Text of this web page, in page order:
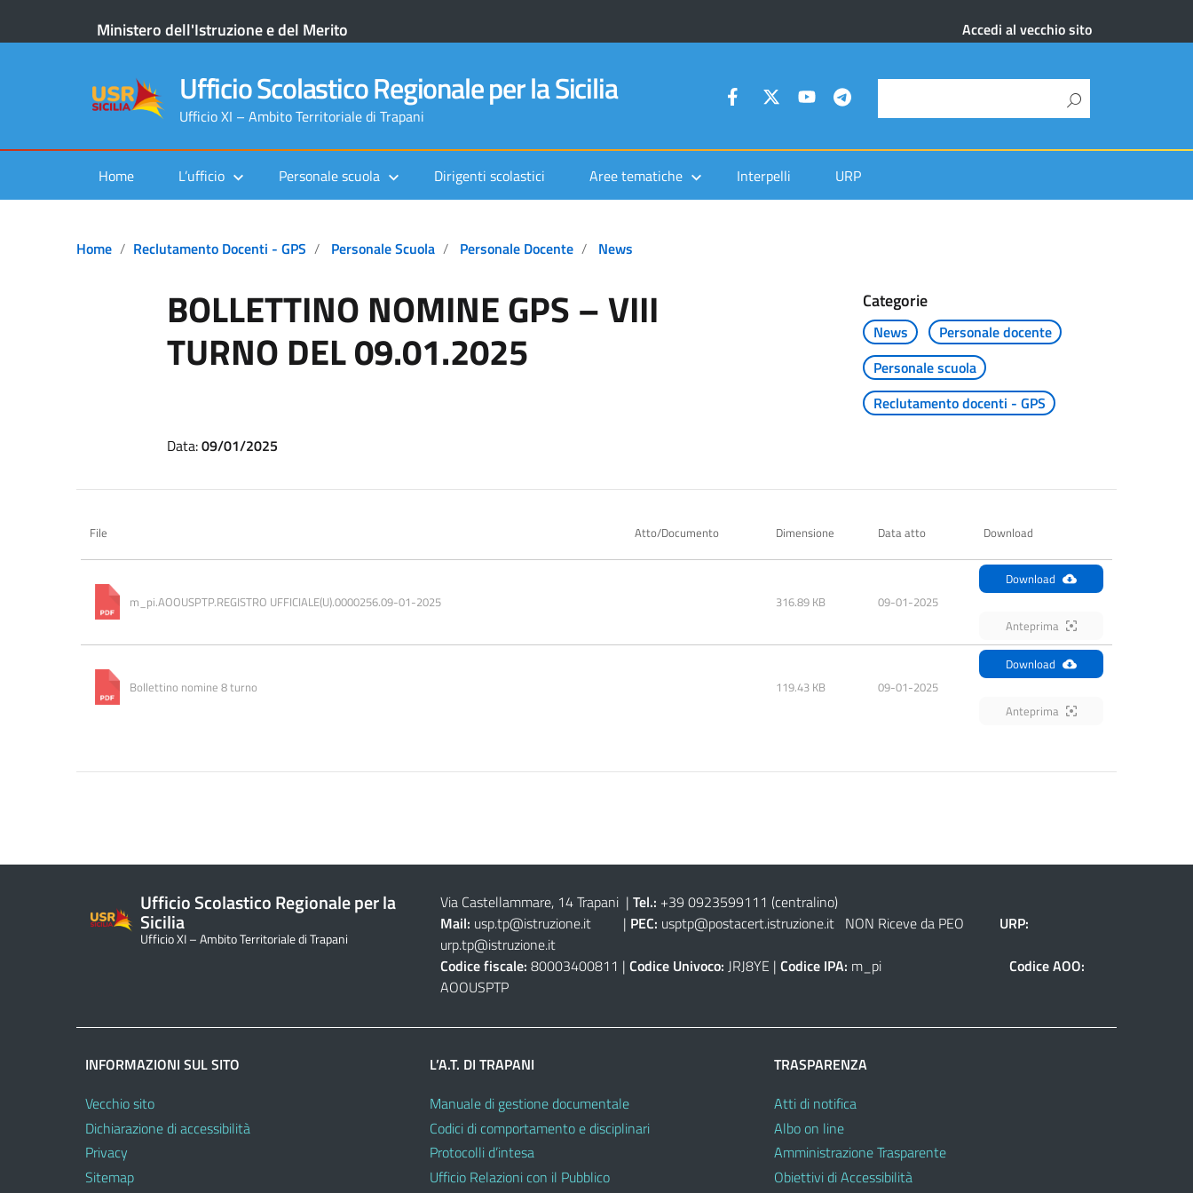
Ministero dell'Istruzione e del Merito Accedi al vecchio sito
Ufficio Scolastico Regionale per la Sicilia
Ufficio XI – Ambito Territoriale di Trapani
Home L’ufficio Personale scuola Dirigenti scolastici Aree tematiche Interpelli URP
Home Reclutamento Docenti - GPS Personale Scuola Personale Docente News
BOLLETTINO NOMINE GPS – VIII
TURNO DEL 09.01.2025
Categorie
News
Personale docente
Personale scuola
Reclutamento docenti - GPS
Data:09/01/2025
File Atto/Documento Dimensione Data atto Download
m_pi.AOOUSPTP.REGISTRO UFFICIALE(U).0000256.09-01-2025 316.89 KB 09-01-2025
Download
Anteprima
Bollettino nomine 8 turno 119.43 KB 09-01-2025
Download
Anteprima
Ufficio Scolastico Regionale per la
Sicilia
Ufficio XI – Ambito Territoriale di Trapani
Via Castellammare, 14 Trapani | Tel.: +39 0923599111 (centralino)
Mail: usp.tp@istruzione.it| PEC: usptp@postacert.istruzione.itNON Riceve da PEO URP:
urp.tp@istruzione.it
Codice fiscale: 80003400811 | Codice Univoco: JRJ8YE | Codice IPA: m_pi Codice AOO:
AOOUSPTP
INFORMAZIONI SUL SITO
Vecchio sito
Dichiarazione di accessibilità
Privacy
Sitemap
L’A.T. DI TRAPANI
Manuale di gestione documentale
Codici di comportamento e disciplinari
Protocolli d’intesa
Ufficio Relazioni con il Pubblico
TRASPARENZA
Atti di notifica
Albo on line
Amministrazione Trasparente
Obiettivi di Accessibilità